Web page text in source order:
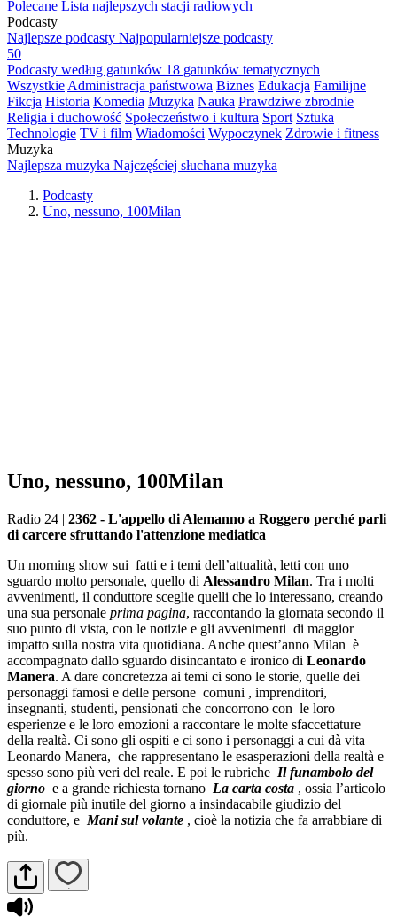
Polecane Lista najlepszych stacji radiowych
Podcasty
Najlepsze podcasty Najpopularniejsze podcasty
50
Podcasty według gatunków 18 gatunków tematycznych
Wszystkie Administracja państwowa Biznes Edukacja Familijne
Fikcja Historia Komedia Muzyka Nauka Prawdziwe zbrodnie
Religia i duchowość Społeczeństwo i kultura Sport Sztuka
Technologie TV i film Wiadomości Wypoczynek Zdrowie i fitness
Muzyka
Najlepsza muzyka Najczęściej słuchana muzyka
Podcasty
Uno, nessuno, 100Milan
Uno, nessuno, 100Milan
Radio 24 | 2362 - L'appello di Alemanno a Roggero perché parli
di carcere sfruttando l'attenzione mediatica
Un morning show sui fatti e i temi dell’attualità, letti con uno
sguardo molto personale, quello di Alessandro Milan. Tra i molti
avvenimenti, il conduttore sceglie quelli che lo interessano, creando
una sua personale prima pagina, raccontando la giornata secondo il
suo punto di vista, con le notizie e gli avvenimenti di maggior
impatto sulla nostra vita quotidiana. Anche quest’anno Milan è
accompagnato dallo sguardo disincantato e ironico di Leonardo
Manera. A dare concretezza ai temi ci sono le storie, quelle dei
personaggi famosi e delle persone comuni , imprenditori,
insegnanti, studenti, pensionati che concorrono con le loro
esperienze e le loro emozioni a raccontare le molte sfaccettature
della realtà. Ci sono gli ospiti e ci sono i personaggi a cui dà vita
Leonardo Manera, che rappresentano le esasperazioni della realtà e
spesso sono più veri del reale. E poi le rubriche Il funambolo del
giorno e a grande richiesta tornano La carta costa , ossia l’articolo
di giornale più inutile del giorno a insindacabile giudizio del
conduttore, e Mani sul volante , cioè la notizia che fa arrabbiare di
più.